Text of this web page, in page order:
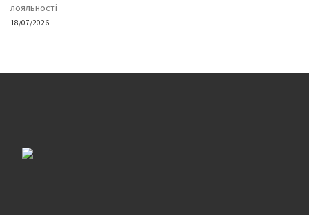
лояльності
18/07/2026